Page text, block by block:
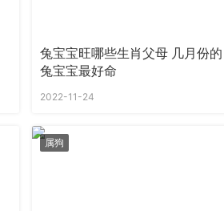
兔宝宝旺哪些生肖父母 几月份的
兔宝宝最好命
2022-11-24
属狗